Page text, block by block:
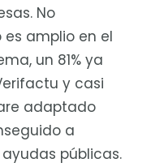
No
amplio en el
un 81% ya
y casi
adaptado
a
públicas.